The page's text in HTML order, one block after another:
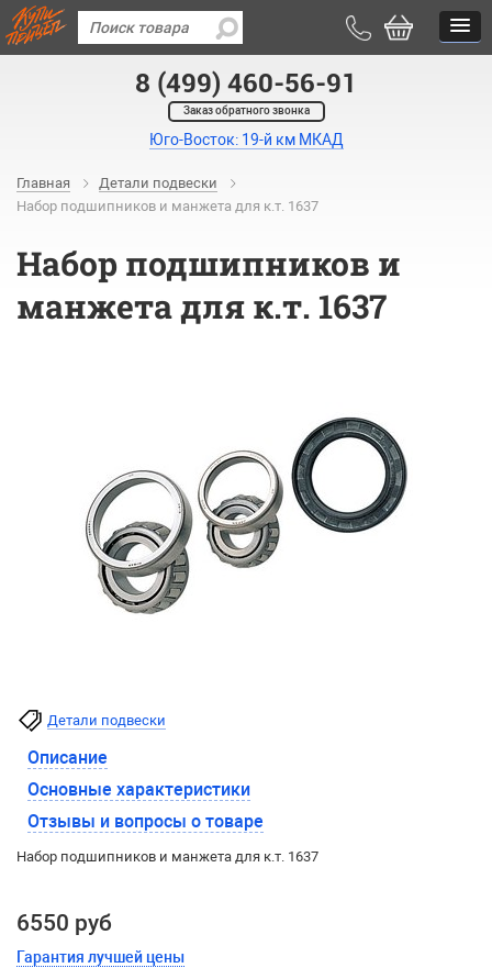
8 (499) 460-56-91
Заказ обратного звонка
Юго-Восток: 19-й км МКАД
Главная
Детали подвески
Набор подшипников и манжета для к.т. 1637
Набор подшипников и
манжета для к.т. 1637
Детали подвески
Описание
Основные характеристики
Отзывы и вопросы о товаре
Набор подшипников и манжета для к.т. 1637
6550 руб
Гарантия лучшей цены